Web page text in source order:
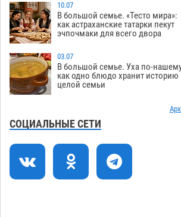
15:28
Тяга к сверхскоростям обошлась
астраханской логистической
компании в 400 тысяч рублей
14:44
Астраханские кутилы сменили барные
стойки на полицейские дежурки
14:09
С 11 августа астраханские водоемы
кубов
13:29
Астраханский аэропорт попробует
отбиться от ворон в апелляционном
10.07
В большой семье. «Тесто мира»:
как астраханские татарки пекут
эчпочмаки для всего двора
03.07
В большой семье. Уха по-
как одно блюдо хранит историю
целой семьи
СОЦИАЛЬНЫЕ СЕТИ